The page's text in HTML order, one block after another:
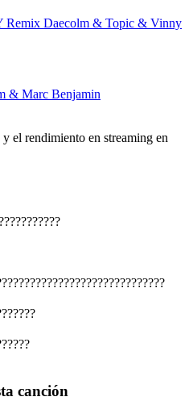
Remix Daecolm & Topic & Vinny
& Marc Benjamin
el rendimiento en streaming en
canción